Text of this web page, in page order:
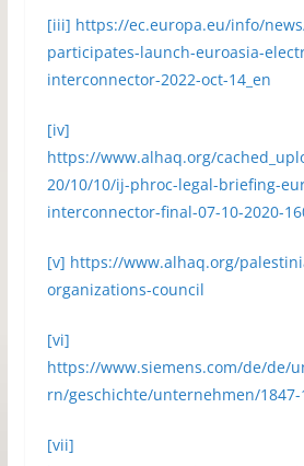
[iii] https://ec.europa.eu/info/
participates-launch-euroasia-
interconnector-2022-oct-14_en
[iv]
https://www.alhaq.org/
20/10/10/ij-phroc-legal-briefing-
interconnector-final-07-10-2020-
[v] https://www.alhaq.org/
organizations-council
[vi]
https://www.siemens.com/de/de/
rn/geschichte/unternehmen/
[vii]